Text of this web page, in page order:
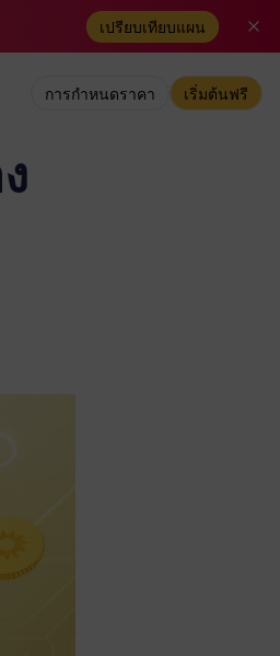
เปรียบเทียบแผน
การกำหนดราคา เริ่มต้นฟรี